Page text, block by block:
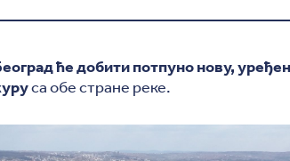
ће добити потпуно нову,
са обе стране реке.